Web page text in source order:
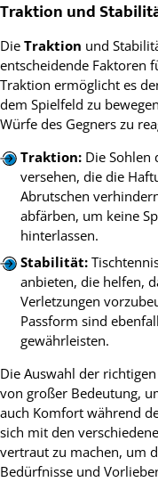
Traktion und
Die Traktion und
entscheidende Faktoren
Traktion ermöglicht es
dem Spielfeld zu
Würfe des Gegners zu
Traktion:Die Sohlen
versehen, die die
Abrutschen
abfärben, um keine
hinterlassen.
Stabilität:
anbieten, die helfen,
Verletzungen
Passform sind
gewährleisten.
Die Auswahl der
von großer Bedeutung,
auch Komfort während
sich mit den
vertraut zu machen, um
Bedürfnisse und